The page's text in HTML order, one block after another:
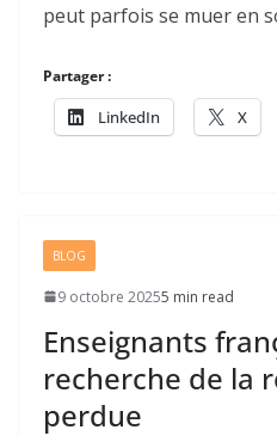
peut parfois se muer en
Partager :
LinkedIn X
BLOG
9 octobre 20255 min read
Enseignants
recherche de la
perdue